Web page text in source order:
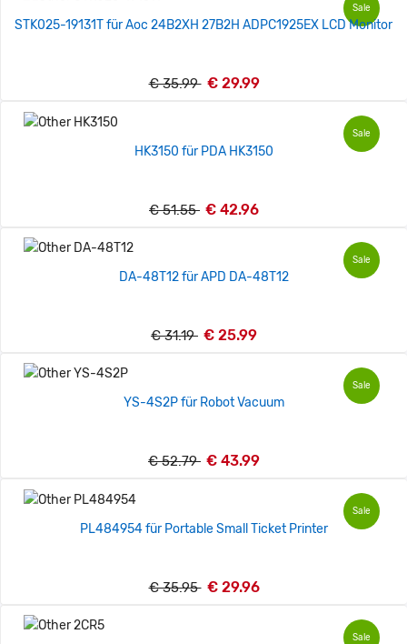
Sale
STK025-19131T für Aoc 24B2XH 27B2H ADPC1925EX LCD Monitor
€ 35.99 € 29.99
Sale
HK3150 für PDA HK3150
€ 51.55 € 42.96
Sale
DA-48T12 für APD DA-48T12
€ 31.19 € 25.99
Sale
YS-4S2P für Robot Vacuum
€ 52.79 € 43.99
Sale
PL484954 für Portable Small Ticket Printer
€ 35.95 € 29.96
Sale